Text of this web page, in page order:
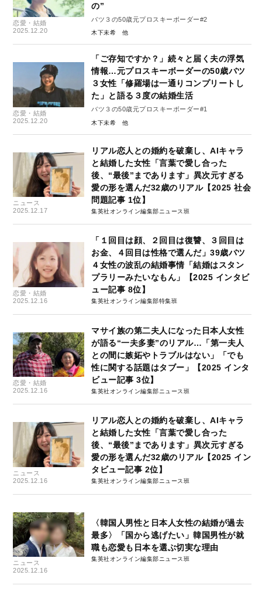
恋愛・結婚
2025.12.20
の”
バツ３の50歳元プロスキーボーダー#2
木下未希
恋愛・結婚
2025.12.20
「ご存知ですか？」続々と届く夫の浮気
情報…元プロスキーボーダーの50歳バツ
３女性「修羅場は一通りコンプリートし
た」と語る３度の結婚生活
バツ３の50歳元プロスキーボーダー#1
木下未希
ニュース
2025.12.17
リアル恋人との婚約を破棄し、AIキャラ
と結婚した女性「言葉で愛し合った
後、“最後”まであります」異次元すぎる
愛の形を選んだ32歳のリアル【2025 社会
問題記事 1位】
集英社オンライン編集部ニュース班
恋愛・結婚
2025.12.16
「１回目は顔、２回目は復讐、３回目は
お金、４回目は性格で選んだ」39歳バツ
４女性の波乱の結婚事情「結婚はスタン
プラリーみたいなもん」【2025 インタビ
ュー記事 8位】
集英社オンライン編集部特集班
恋愛・結婚
2025.12.16
マサイ族の第二夫人になった日本人女性
が語る“一夫多妻”のリアル…「第一夫人
との間に嫉妬やトラブルはない」「でも
性に関する話題はタブー」【2025 インタ
ビュー記事 3位】
集英社オンライン編集部ニュース班
ニュース
2025.12.16
リアル恋人との婚約を破棄し、AIキャラ
と結婚した女性「言葉で愛し合った
後、“最後”まであります」異次元すぎる
愛の形を選んだ32歳のリアル【2025 イン
タビュー記事 2位】
集英社オンライン編集部ニュース班
ニュース
2025.12.16
〈韓国人男性と日本人女性の結婚が過去
最多〉「国から逃げたい」韓国男性が就
職も恋愛も日本を選ぶ切実な理由
集英社オンライン編集部ニュース班